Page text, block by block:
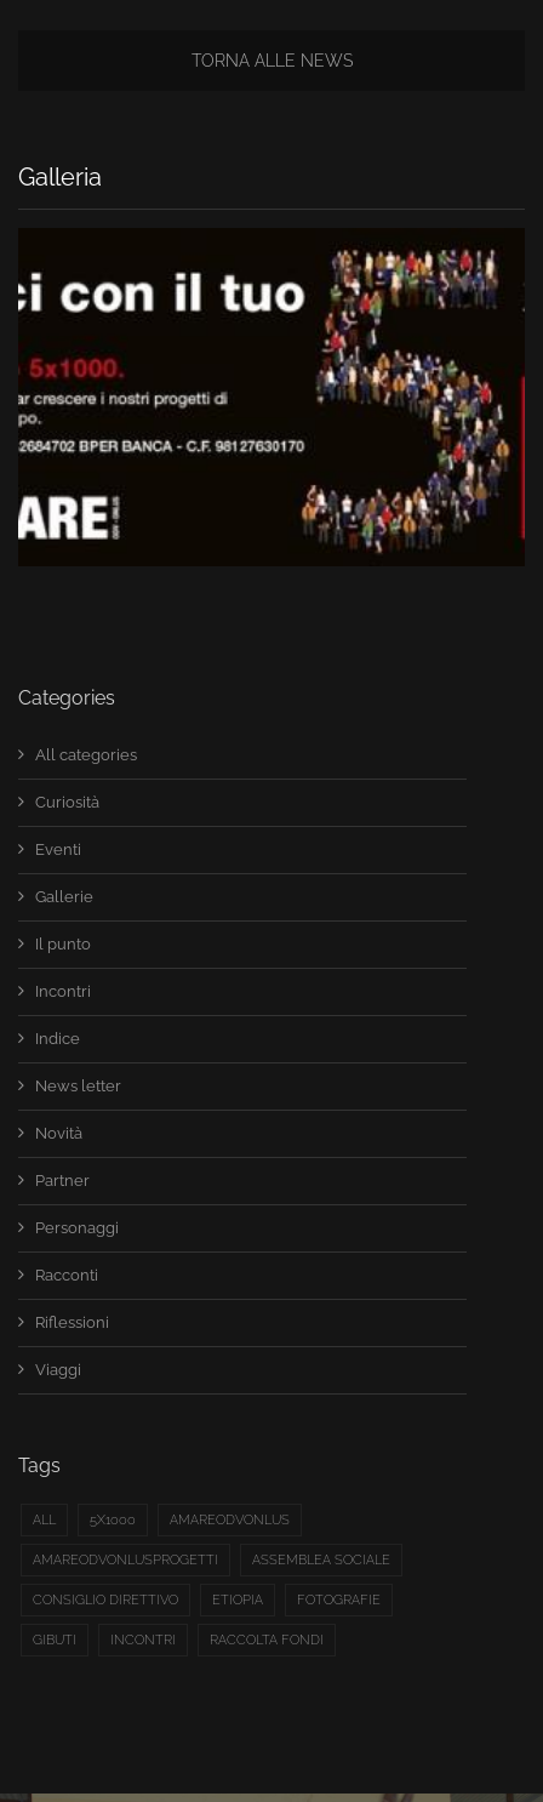
TORNA ALLE NEWS
Galleria
Categories
All categories
Curiosità
Eventi
Gallerie
Il punto
Incontri
Indice
News letter
Novità
Partner
Personaggi
Racconti
Riflessioni
Viaggi
Tags
ALL 5X1000 AMAREODVONLUS
AMAREODVONLUSPROGETTI ASSEMBLEA SOCIALE
CONSIGLIO DIRETTIVO ETIOPIA FOTOGRAFIE
GIBUTI INCONTRI RACCOLTA FONDI